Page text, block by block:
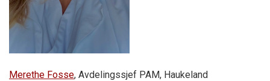
Merethe Fosse, Avdelingssjef PAM, Haukeland